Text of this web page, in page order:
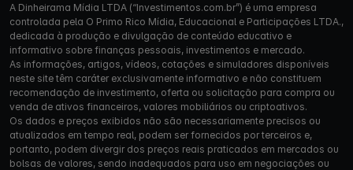
A Dinheirama Mídia LTDA (“Investimentos.com.br”) é uma empresa
controlada pela O Primo Rico Mídia, Educacional e Participações LTDA.,
dedicada à produção e divulgação de conteúdo educativo e
informativo sobre finanças pessoais, investimentos e mercado.
As informações, artigos, vídeos, cotações e simuladores disponíveis
neste site têm caráter exclusivamente informativo e não constituem
recomendação de investimento, oferta ou solicitação para compra ou
venda de ativos financeiros, valores mobiliários ou criptoativos.
Os dados e preços exibidos não são necessariamente precisos ou
atualizados em tempo real, podem ser fornecidos por terceiros e,
portanto, podem divergir dos preços reais praticados em mercados ou
bolsas de valores, sendo inadequados para uso em negociações ou